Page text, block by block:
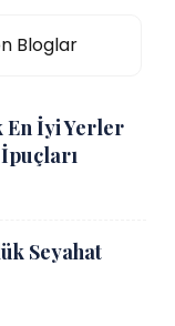
Bloglar
En İyi Yerler
Seyahat